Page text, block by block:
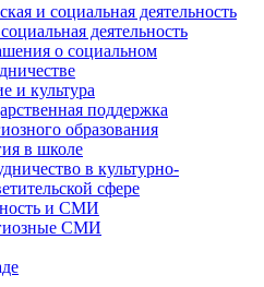
и социальная деятельность
деятельность
о социальном
и культура
поддержка
образования
в школе
в культурно-
сфере
и СМИ
СМИ